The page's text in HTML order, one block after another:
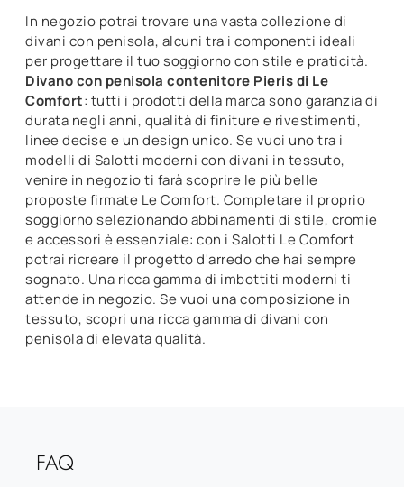
In negozio potrai trovare una vasta collezione di
divani con penisola, alcuni tra i componenti ideali
per progettare il tuo soggiorno con stile e praticità.
Divano con penisola contenitore Pieris di Le
Comfort: tutti i prodotti della marca sono garanzia di
durata negli anni, qualità di finiture e rivestimenti,
linee decise e un design unico. Se vuoi uno tra i
modelli di Salotti moderni con divani in tessuto,
venire in negozio ti farà scoprire le più belle
proposte firmate Le Comfort. Completare il proprio
soggiorno selezionando abbinamenti di stile, cromie
e accessori è essenziale: con i Salotti Le Comfort
potrai ricreare il progetto d'arredo che hai sempre
sognato. Una ricca gamma di imbottiti moderni ti
attende in negozio. Se vuoi una composizione in
tessuto, scopri una ricca gamma di divani con
penisola di elevata qualità.
FAQ